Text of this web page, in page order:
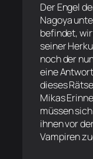
Der Engel
Nagoya
befindet,
seiner
noch der
eine
dieses
Mikas
müssen
ihnen vor
Vampiren